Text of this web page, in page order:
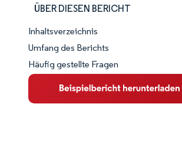
ÜBER DIESEN BERICHT
Marktschnappschuss
Marktübersicht
Wichtige Markttrends
Inhaltsverzeichnis
Umfang des Berichts
Häufig gestellte Fragen